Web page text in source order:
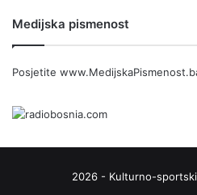
Medijska pismenost
Posjetite
2026 - Kulturno-